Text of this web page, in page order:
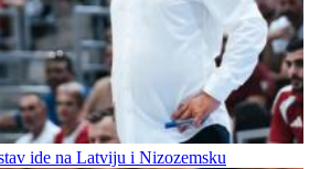
ide na Latviju i Nizozemsku